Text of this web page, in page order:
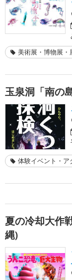
美術展・博物展・
玉泉洞「南の
体験イベント・ア
夏の冷却大作
縄)